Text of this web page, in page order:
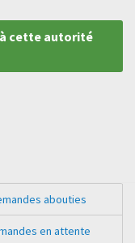
cette autorité
abouties
en attente